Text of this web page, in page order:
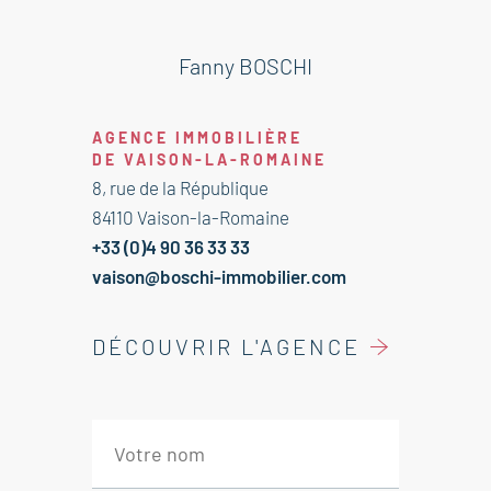
Cette villa est à vendre à l'agence
La villa comprend :
---Rez de chaussée---
Entrée 15m²
Cuisine ouverte 11,5m²
Salon 30m²
WC 1.5m²
Bureau 17.5m²
Fanny BOSCHI
AGENCE IMMOBILIÈRE
DE VAISON-LA-ROMAINE
8, rue de la République
84110 Vaison-la-Romaine
+33 (0)4 90 36 33 33
vaison@boschi-immobilier.com
DÉCOUVRIR L'AGENCE